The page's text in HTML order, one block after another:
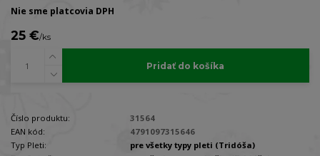
Nie sme platcovia DPH
25 €/ks
Pridať do košíka
Číslo produktu:
31564
EAN kód:
4791097315646
Typ Pleti:
pre všetky typy pleti (Tridóša)